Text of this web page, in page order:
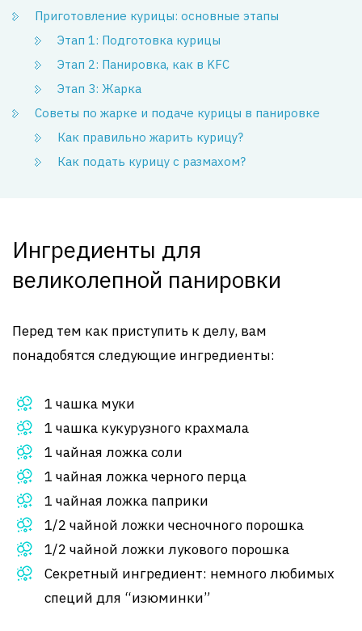
Приготовление курицы: основные этапы
Этап 1: Подготовка курицы
Этап 2: Панировка, как в KFC
Этап 3: Жарка
Советы по жарке и подаче курицы в панировке
Как правильно жарить курицу?
Как подать курицу с размахом?
Ингредиенты для
великолепной панировки
Перед тем как приступить к делу, вам
понадобятся следующие ингредиенты:
1 чашка муки
1 чашка кукурузного крахмала
1 чайная ложка соли
1 чайная ложка черного перца
1 чайная ложка паприки
1/2 чайной ложки чесночного порошка
1/2 чайной ложки лукового порошка
Секретный ингредиент: немного любимых
специй для “изюминки”